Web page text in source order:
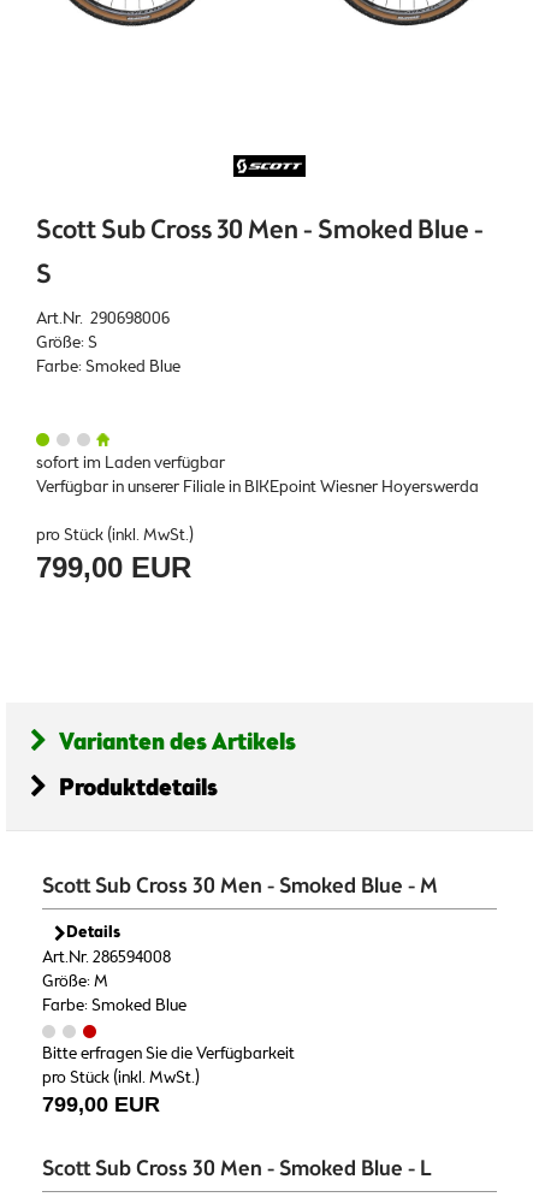
Scott Sub Cross 30 Men - Smoked Blue -
S
Art.Nr. 290698006
Größe: S
Farbe: Smoked Blue
sofort im Laden verfügbar
Verfügbar in unserer Filiale in BIKEpoint Wiesner Hoyerswerda
pro Stück (inkl. MwSt.)
799,00 EUR
Varianten des Artikels
Produktdetails
Scott Sub Cross 30 Men - Smoked Blue - M
Details
Art.Nr. 286594008
Größe: M
Farbe: Smoked Blue
Bitte erfragen Sie die Verfügbarkeit
pro Stück (inkl. MwSt.)
799,00 EUR
Scott Sub Cross 30 Men - Smoked Blue - L